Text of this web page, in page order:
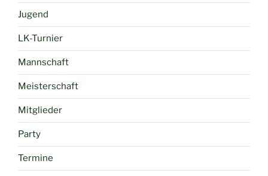
Jugend
LK-Turnier
Mannschaft
Meisterschaft
Mitglieder
Party
Termine